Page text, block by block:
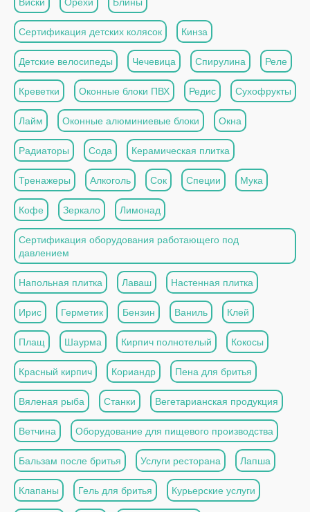
Сертификация детских колясок Кинза
Детские велосипеды Чечевица Спирулина Реле
Креветки Оконные блоки ПВХ Редис Сухофрукты
Лайм Оконные алюминиевые блоки Окна
Радиаторы Сода Керамическая плитка
Тренажеры Алкоголь Сок Специи Мука
Кофе Зеркало Лимонад
Сертификация оборудования работающего под
давлением
Напольная плитка Лаваш Настенная плитка
Ирис Герметик Бензин Ваниль Клей
Плащ Шаурма Кирпич полнотелый Кокосы
Красный кирпич Кориандр Пена для бритья
Вяленая рыба Станки Вегетарианская продукция
Ветчина Оборудование для пищевого производства
Бальзам после бритья Услуги ресторана Лапша
Клапаны Гель для бритья Курьерские услуги